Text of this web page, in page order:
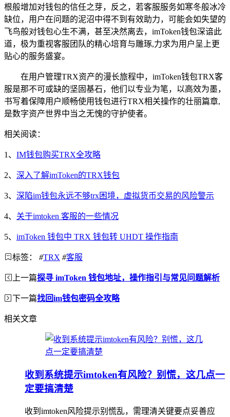
根般增加对钱包的信任之芽，反之，若客服服务如寒冬般冰冷
缺位，用户在问题的泥沼中得不到有效助力，可能会如失望的
飞鸟般对钱包心生不满，甚至决然离去，imToken钱包深谙此
道，极为重视客服团队的精心培育与雕琢,力求为用户呈上更
贴心的服务盛宴。
在用户管理TRX资产的漫长旅程中，imToken钱包TRX客
服是那不可或缺的坚固基石，他们以专业为笔，以高效为墨，
书写着保障用户顺畅使用钱包进行TRX相关操作的壮丽篇章,
是数字资产世界中当之无愧的守护使者。
相关阅读：
1、 IM钱包购买TRX全攻略
2、 深入了解imToken的TRX钱包
3、 深陷im钱包永远不够trx困境，虚拟货币交易的风险警示
4、 关于imtoken 客服的一些情况
5、 imToken 钱包中 TRX 钱包转 UHDT 操作指南
标签： #TRX #客服
上一篇探寻 imToken 钱包地址，操作指引与常见问题解析
下一篇找回im钱包密码全攻略
相关文章
收到系统提示imtoken有风险？别慌，这几点一
定要搞清楚
收到imtoken风险提示别慌乱，需理清关键要点妥善应